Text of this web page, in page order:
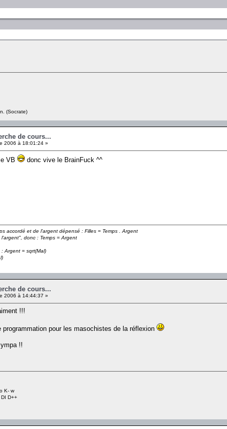
(Socrate)
de cours...
2006 à 18:01:24 »
VB donc vive le BrainFuck ^^
accordé et de l'argent dépensé : Filles = Temps . Argent
donc : Temps = Argent
Argent = sqrt(Mal)
de cours...
2006 à 14:44:37 »
!!!
pour les masochistes de la réflexion
!!
K- w
D++